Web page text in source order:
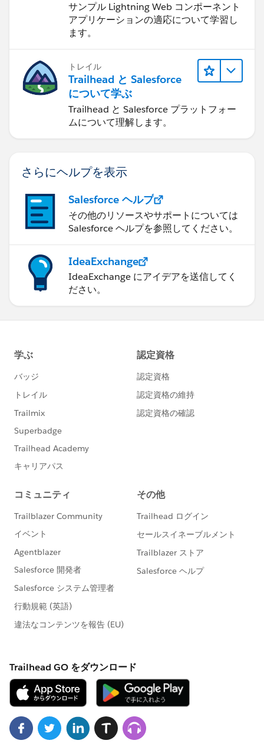
サンプル Lightning Web コンポーネント
アプリケーションの適応について学習し
ます。
トレイル
Trailhead と Salesforce
について学ぶ
Trailhead と Salesforce プラットフォー
ムについて理解します。
さらにヘルプを表示
Salesforce ヘルプ
その他のリソースやサポートについては
Salesforce ヘルプを参照してください。
IdeaExchange
IdeaExchange にアイデアを送信してく
ださい。